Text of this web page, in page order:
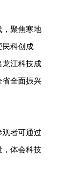
，聚焦寒地
民科创成
龙江科技成
省全面振兴
者可通过
，体会科技